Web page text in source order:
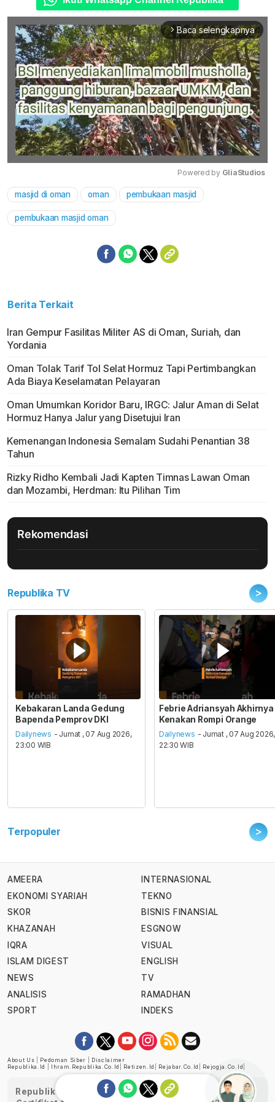
arrow_forward_ios Baca selengkapnya
Powered by GliaStudios
masjid di oman oman pembukaan masjid
pembukaan masjid oman
Berita Terkait
Iran Gempur Fasilitas Militer AS di Oman, Suriah, dan
Yordania
Oman Tolak Tarif Tol Selat Hormuz Tapi Pertimbangkan
Ada Biaya Keselamatan Pelayaran
Oman Umumkan Koridor Baru, IRGC: Jalur Aman di Selat
Hormuz Hanya Jalur yang Disetujui Iran
Kemenangan Indonesia Semalam Sudahi Penantian 38
Tahun
Rizky Ridho Kembali Jadi Kapten Timnas Lawan Oman
dan Mozambi, Herdman: Itu Pilihan Tim
Rekomendasi
Republika TV >
Kebakaran Landa Gedung
Bapenda Pemprov DKI
Dailynews - Jumat , 07 Aug 2026,
23:00 WIB
Febrie Adriansyah Akhirnya
Kenakan Rompi Orange
Dailynews - Jumat , 07 Aug 2026,
22:30 WIB
Terpopuler >
AMEERA
EKONOMI SYARIAH
SKOR
KHAZANAH
IQRA
ISLAM DIGEST
NEWS
ANALISIS
SPORT
INTERNASIONAL
TEKNO
BISNIS FINANSIAL
ESGNOW
VISUAL
ENGLISH
TV
RAMADHAN
INDEKS
About Us Pedoman Siber
Disclaimer
Republika.id
Ihram.republika.co.id Retizen.id Rejabar.co.id Rejogja.co.id
Republika telah diverifikasi oleh Dewan Pers